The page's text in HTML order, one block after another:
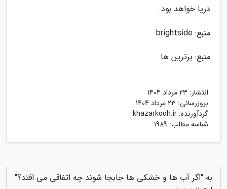
دریا خواهد بود.
منبع: brightside
منبع: برترین ها
انتشار: 23 مرداد 1404
بروزرسانی: 23 مرداد 1404
گردآورنده: khazarkooh.ir
شناسه مطلب: 1989
به "اگر آب ها و خشکی ها جابجا شوند چه اتفاقی می افتد؟"